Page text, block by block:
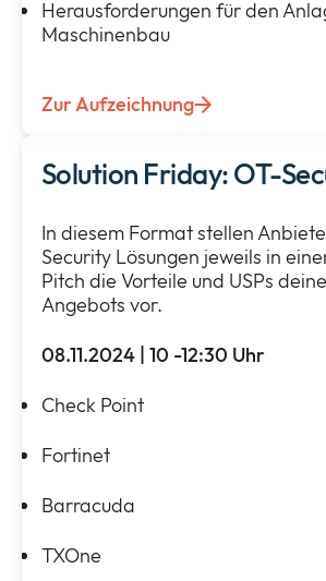
Herausforderungen für den
Maschinenbau
Zur Aufzeichnung
Solution Friday: OT-
In diesem Format stellen
Security Lösungen jeweils in
Pitch die Vorteile und USPs
Angebots vor.
08.11.2024 | 10 -12:30 Uhr
Check Point
Fortinet
Barracuda
TXOne